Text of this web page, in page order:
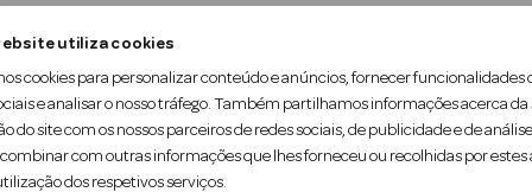
utiliza cookies
cookies para personalizar conteúdo e anúncios, fornecer funcionalidades
e analisar o nosso tráfego. Também partilhamos informações acerca da
do site com os nossos parceiros de redes sociais, de publicidade e de
com outras informações que lhes forneceu ou recolhidas por estes
dos respetivos serviços.
a substância ativa clotrimazol pertencente a
atividade, o que lhe permite a eliminação eficaz
e genitais, nomeadamente c…